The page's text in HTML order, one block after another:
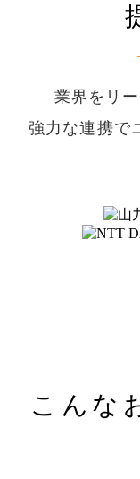
業界をリ
強力な連携で
こんな